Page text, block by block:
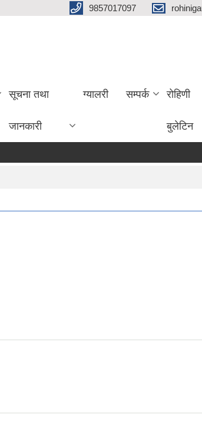
9857017097
सूचना तथा
जानकारी
ग्यालरी सम्पर्क रोहिणी
बुलेटिन